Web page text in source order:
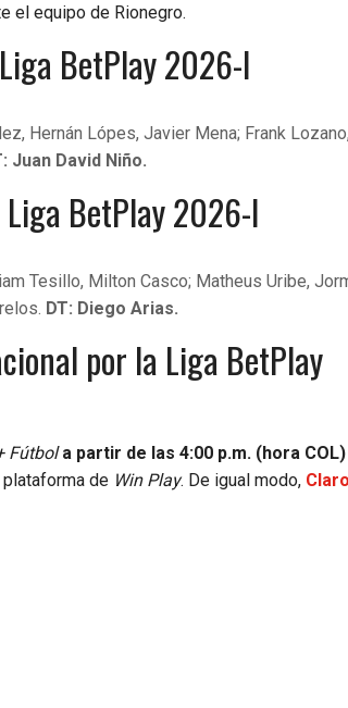
el equipo de Rionegro.
BetPlay 2026-I
Hernán Lópes, Javier Mena; Frank Lozano,
Juan David Niño.
BetPlay 2026-I
Tesillo, Milton Casco; Matheus Uribe,
DT: Diego Arias.
por la Liga BetPlay
Fútbola partir de las 4:00 p.m. (hora COL)
de Win Play. De igual modo, Claro